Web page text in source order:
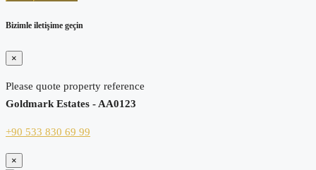
Bizimle iletişime geçin
×
Please quote property reference
Goldmark Estates - AA0123
+90 533 830 69 99
×